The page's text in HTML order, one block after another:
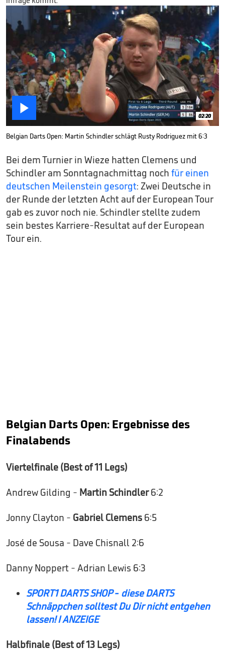
 02:20
Belgian Darts Open: Martin Schindler schlägt Rusty Rodriguez mit 6:3
Bei dem Turnier in Wieze hatten Clemens und
Schindler am Sonntagnachmittag noch für einen
deutschen Meilenstein gesorgt: Zwei Deutsche in
der Runde der letzten Acht auf der European Tour
gab es zuvor noch nie. Schindler stellte zudem
sein bestes Karriere-Resultat auf der European
Tour ein.
Belgian Darts Open: Ergebnisse des
Finalabends
Viertelfinale (Best of 11 Legs)
Andrew Gilding - Martin Schindler6:2
Jonny Clayton - Gabriel Clemens 6:5
José de Sousa - Dave Chisnall 2:6
Danny Noppert - Adrian Lewis 6:3
SPORT1 DARTS SHOP - diese DARTS
Schnäppchen solltest Du Dir nicht entgehen
lassen! I ANZEIGE
Halbfinale (Best of 13 Legs)